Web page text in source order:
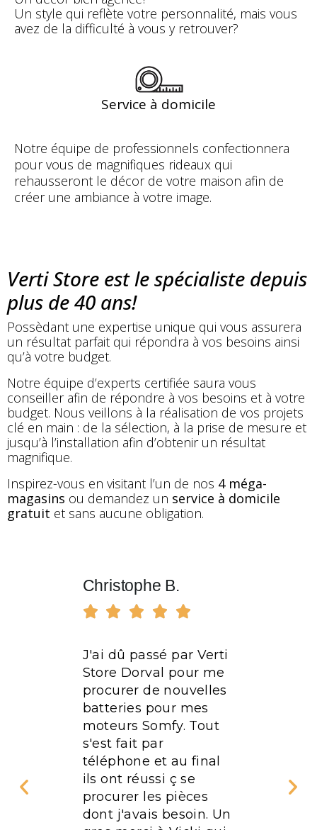
Un style qui reflète votre personnalité, mais vous
avez de la difficulté à vous y retrouver?
Service à domicile
Notre équipe de professionnels confectionnera
pour vous de magnifiques rideaux qui
rehausseront le décor de votre maison afin de
créer une ambiance à votre image.
Verti Store est le spécialiste depuis
plus de 40 ans!
Possèdant une expertise unique qui vous assurera
un résultat parfait qui répondra à vos besoins ainsi
qu’à votre budget.
Notre équipe d’experts certifiée saura vous
conseiller afin de répondre à vos besoins et à votre
budget. Nous veillons à la réalisation de vos projets
clé en main : de la sélection, à la prise de mesure et
jusqu’à l’installation afin d’obtenir un résultat
magnifique.
Inspirez-vous en visitant l’un de nos 4 méga-
magasins ou demandez un service à domicile
gratuit et sans aucune obligation.
de
Christophe B.
    
J'ai dû passé par Verti
Store Dorval pour me
procurer de nouvelles
batteries pour mes
moteurs Somfy. Tout
s'est fait par
téléphone et au final
ils ont réussi ç se
procurer les pièces
dont j'avais besoin. Un